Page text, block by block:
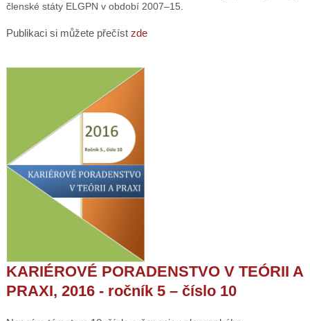
členské státy ELGPN v období 2007–15.
Publikaci si můžete přečíst zde
KARIÉROVÉ PORADENSTVO V TEÓRII A
PRAXI, 2016 - ročník 5 – číslo 10